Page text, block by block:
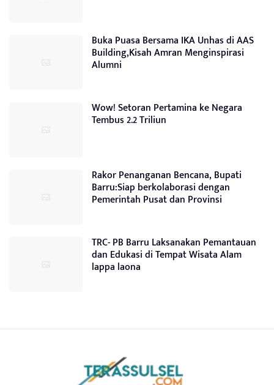
Buka Puasa Bersama IKA Unhas di AAS
Building,Kisah Amran Menginspirasi
Alumni
Wow! Setoran Pertamina ke Negara
Tembus 2.2 Triliun
Rakor Penanganan Bencana, Bupati
Barru:Siap berkolaborasi dengan
Pemerintah Pusat dan Provinsi
TRC- PB Barru Laksanakan Pemantauan
dan Edukasi di Tempat Wisata Alam
lappa laona